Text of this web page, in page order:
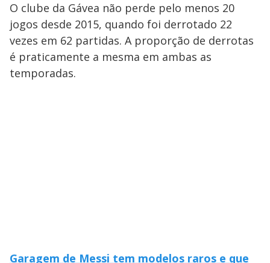
O clube da Gávea não perde pelo menos 20
jogos desde 2015, quando foi derrotado 22
vezes em 62 partidas. A proporção de derrotas
é praticamente a mesma em ambas as
temporadas.
Garagem de Messi tem modelos raros e que